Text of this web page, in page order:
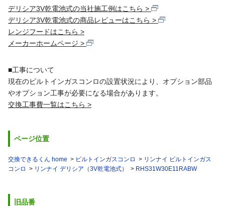
デリシア3V乾電池式の当社施工例はこちら
デリシア3V乾電池式の商品レビューはこちら
レンジフードはこちら
メーカーホームページ
■工事について
現在のビルトインガスコンロの設置状況により、オプション部品
やオプション工事が必要になる場合があります。
交換工事費一覧はこちら
ページ位置
交換できるくん home ビルトインガスコンロ
リンナイ ビルトインガス
コンロ
リンナイ デリシア（3V乾電池式） RHS31W30E11RABW
旧品番